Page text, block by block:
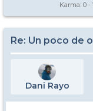
Karma: 0 -
Re: Un poco de
Dani Rayo